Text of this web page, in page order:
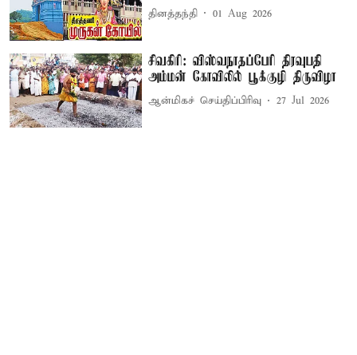
தினத்தந்தி 01 Aug 2026
சிவகிரி: விஸ்வநாதப்பேரி திரவுபதி
அம்மன் கோவிலில் பூக்குழி திருவிழா
ஆன்மிகச் செய்திப்பிரிவு 27 Jul 2026